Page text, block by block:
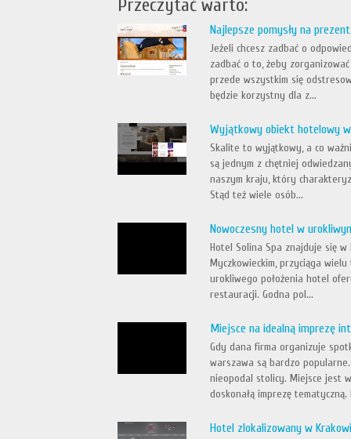
Przeczytać warto:
Najlepsze pomysły na
Jeżeli chcesz zadbać o
zadbać o to, żeby
przede wszystkim się
będzie korzystny dla z...
Wyjątkowy obiekt hotelowy
Skalite to wyjątkowy, a co
są jednym z chętniej
naszym kraju, który
Stąd też wiele osób...
Nowoczesny hotel w
Hotel Solina Spa znajduje się w
Myczkowieckim, przyciąga
urokliwego położenia hotel
restauracji. Godna pol...
Miejsce na idealną imprezę
Gdy dana firma organizuje
warszawa są bardzo
nieopodal stolicy. Miejsce jest
doskonałą imprezę tematyczną.
Hotel zlokalizowany w